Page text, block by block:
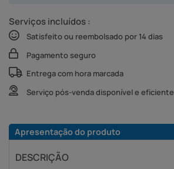
Serviços incluídos :
Satisfeito ou reembolsado por 14 dias
Pagamento seguro
Entrega com hora marcada
Serviço pós-venda disponível e eficiente
Apresentação do produto
DESCRIÇÃO